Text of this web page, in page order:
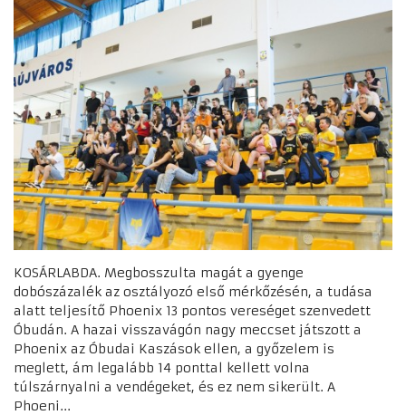
KOSÁRLABDA. Megbosszulta magát a gyenge
dobószázalék az osztályozó első mérkőzésén, a tudása
alatt teljesítő Phoenix 13 pontos vereséget szenvedett
Óbudán. A hazai visszavágón nagy meccset játszott a
Phoenix az Óbudai Kaszások ellen, a győzelem is
meglett, ám legalább 14 ponttal kellett volna
túlszárnyalni a vendégeket, és ez nem sikerült. A
Phoeni...